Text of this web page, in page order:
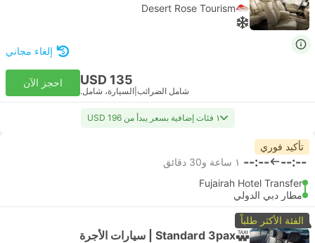
Desert Rose Tourism
إلغاء مجاني
USD 135
شامل الضرائب السيارة، شامل.
احجز الآن
١ فئات إضافية بسعر يبدأ من USD 196
تأكيد فوري
--:--
--:-- ١ ساعة و‫30 دقائق
Fujairah Hotel Transfer
مطار دبي الدولي
الفئة الأكثر طلباً
Standard 3pax | سيارات الأجرة